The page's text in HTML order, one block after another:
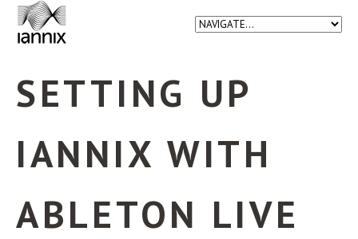
SETTING UP
IANNIX WITH
ABLETON LIVE